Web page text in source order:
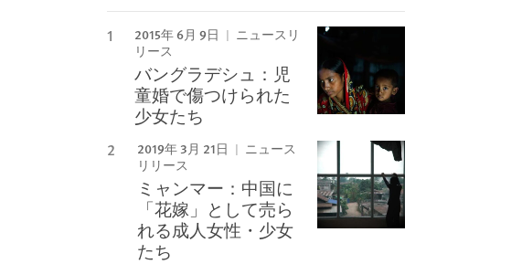
2015年 6月 9日
ニュースリ
リース
バングラデシュ：児
童婚で傷つけられた
少女たち
2019年 3月 21日
ニュース
リリース
ミャンマー：中国に
「花嫁」として売ら
れる成人女性・少女
たち